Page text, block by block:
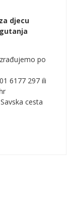
djecu
po
6177 297 ili
cesta